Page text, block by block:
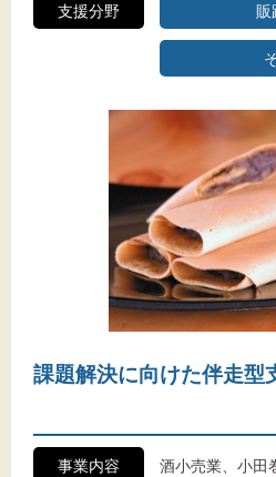
支援分野 販
課題解決に向けた伴走型
事業内容 酒小売業、小田